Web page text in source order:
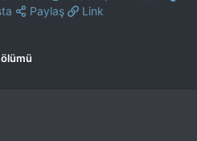
Paylaş Link